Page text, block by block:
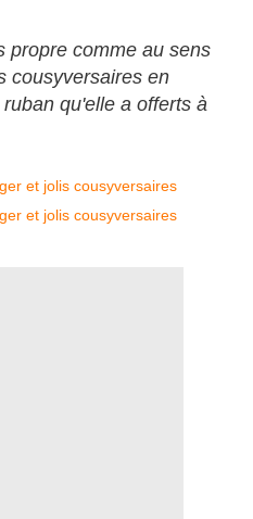
propre comme au sens
cousyversaires en
qu'elle a offerts à